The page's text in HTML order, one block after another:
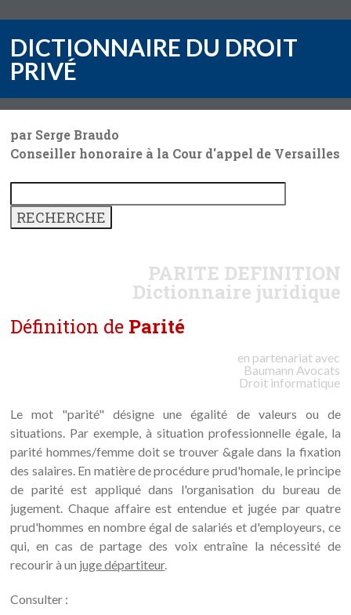
DICTIONNAIRE DU DROIT
PRIVÉ
par Serge Braudo
Conseiller honoraire à la Cour d'appel de Versailles
PARITE DEFINITION
Dictionnaire juridique
Définition de Parité
en partenariat avec
Baumann Avocats
Droit informatique
Le mot "parité" désigne une égalité de valeurs ou de
situations. Par exemple, à situation professionnelle égale, la
parité hommes/femme doit se trouver &gale dans la fixation
des salaires. En matière de procédure prud'homale, le principe
de parité est appliqué dans l'organisation du bureau de
jugement. Chaque affaire est entendue et jugée par quatre
prud'hommes en nombre égal de salariés et d'employeurs, ce
qui, en cas de partage des voix entraîne la nécessité de
recourir à un juge départiteur.
Consulter :